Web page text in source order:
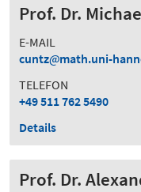
Prof. Dr.
E-MAIL
cuntz
math.uni-
TELEFON
+49 511 762 5490
Details
Prof. Dr.